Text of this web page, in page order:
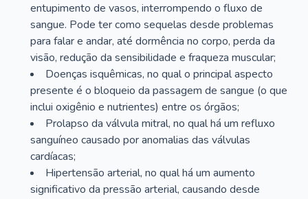
entupimento de vasos, interrompendo o fluxo de
sangue. Pode ter como sequelas desde problemas
para falar e andar, até dormência no corpo, perda da
visão, redução da sensibilidade e fraqueza muscular;
Doenças isquêmicas, no qual o principal aspecto
presente é o bloqueio da passagem de sangue (o que
inclui oxigênio e nutrientes) entre os órgãos;
Prolapso da válvula mitral, no qual há um refluxo
sanguíneo causado por anomalias das válvulas
cardíacas;
Hipertensão arterial, no qual há um aumento
significativo da pressão arterial, causando desde